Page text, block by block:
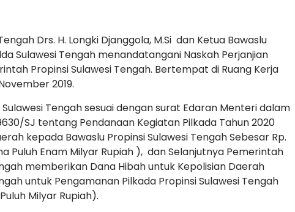
Drs. H. Longki Djanggola, M.Si dan Ketua Bawaslu
Sulawesi Tengah menandatangani Naskah Perjanjian
Propinsi Sulawesi Tengah. Bertempat di Ruang Kerja
2019.
Tengah sesuai dengan surat Edaran Menteri dalam
SJ tentang Pendanaan Kegiatan Pilkada Tahun 2020
kepada Bawaslu Propinsi Sulawesi Tengah Sebesar Rp.
Puluh Enam Milyar Rupiah ), dan Selanjutnya Pemerintah
memberikan Dana Hibah untuk Kepolisian Daerah
untuk Pengamanan Pilkada Propinsi Sulawesi Tengah
Milyar Rupiah).